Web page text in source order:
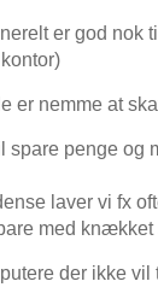
er god nok
er nemme at
spare penge og
laver vi fx
med
der ikke